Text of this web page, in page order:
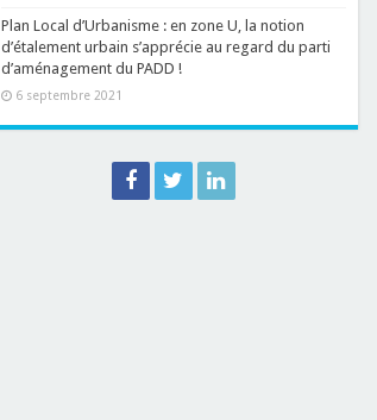
Plan Local d’Urbanisme : en zone U, la notion
d’étalement urbain s’apprécie au regard du parti
d’aménagement du PADD !
6 septembre 2021